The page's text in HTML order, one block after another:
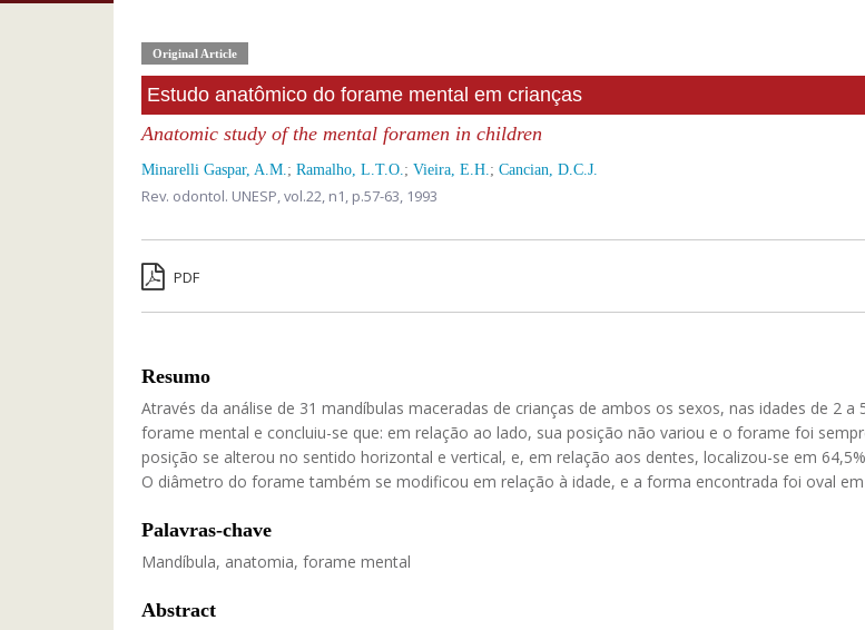
Original Article
Estudo anatômico do forame mental em crianças
Anatomic study of the mental foramen in children
Minarelli Gaspar, A.M.; Ramalho, L.T.O.; Vieira, E.H.; Cancian, D.C.J.
Rev. odontol. UNESP,vol.22, n1, p.57-63, 1993
PDF
Resumo
Através da análise de 31 mandíbulas maceradas de crianças de ambos os sexos, nas idades de 2
forame mental e concluiu-se que: em relação ao lado, sua posição não variou e o forame foi
posição se alterou no sentido horizontal e vertical, e, em relação aos dentes, localizou-se em
O diâmetro do forame também se modificou em relação à idade, e a forma encontrada foi oval
Palavras-chave
Mandíbula, anatomia, forame mental
Abstract